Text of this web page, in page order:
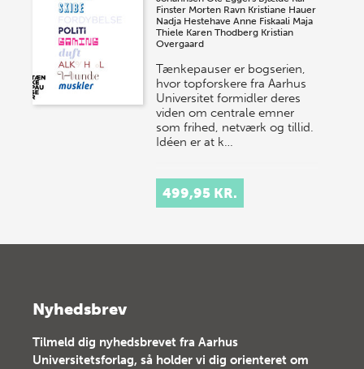
Finster Morten Ravn Kristiane Hauer
Nadja Hestehave Anne Fiskaali Maja
Thiele Karen Thodberg Kristian
Overgaard
Tænkepauser er bogserien,
hvor topforskere fra Aarhus
Universitet formidler deres
viden om centrale emner
som frihed, netværk og tillid.
Idéen er at k…
499,95 KR.
Nyhedsbrev
Tilmeld dig nyhedsbrevet fra Aarhus
Universitetsforlag, så holder vi dig orienteret om